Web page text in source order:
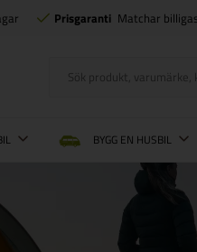
Prisgaranti Matchar
BYGG EN HUSBIL